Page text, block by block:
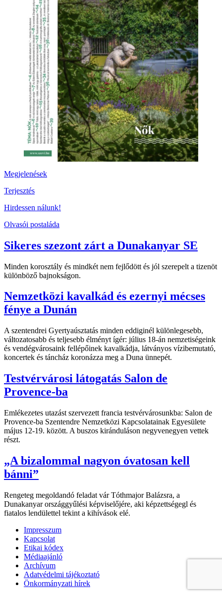
Megjelenések
Terjesztés
Hirdessen nálunk!
Olvasói postaláda
Sikeres szezont zárt a Dunakanyar SE
Minden korosztály és mindkét nem fejlődött és jól szerepelt a tizenöt
különböző bajnokságon.
Nemzetközi kavalkád és ezernyi mécses
fénye a Dunán
A szentendrei Gyertyaúsztatás minden eddiginél különlegesebb,
változatosabb és teljesebb élményt ígér: július 18-án nemzetiségeink
és vendégvárosaink fellépőinek kavalkádja, látványos vízibemutató,
koncertek és táncház koronázza meg a Duna ünnepét.
Testvérvárosi látogatás Salon de
Provence-ba
Emlékezetes utazást szervezett francia testvérvárosunkba: Salon de
Provence-ba Szentendre Nemzetközi Kapcsolatainak Egyesülete
május 12-19. között. A buszos kiránduláson negyvenegyen vettek
részt.
„A bizalommal nagyon óvatosan kell
bánni”
Rengeteg megoldandó feladat vár Tóthmajor Balázsra, a
Dunakanyar országgyűlési képviselőjére, aki képzettségegl és
fiatalos lendülettel tekint a kihívások elé.
Impresszum
Kapcsolat
Etikai kódex
Médiaajánló
Archívum
Adatvédelmi tájékoztató
Önkormányzati hírek